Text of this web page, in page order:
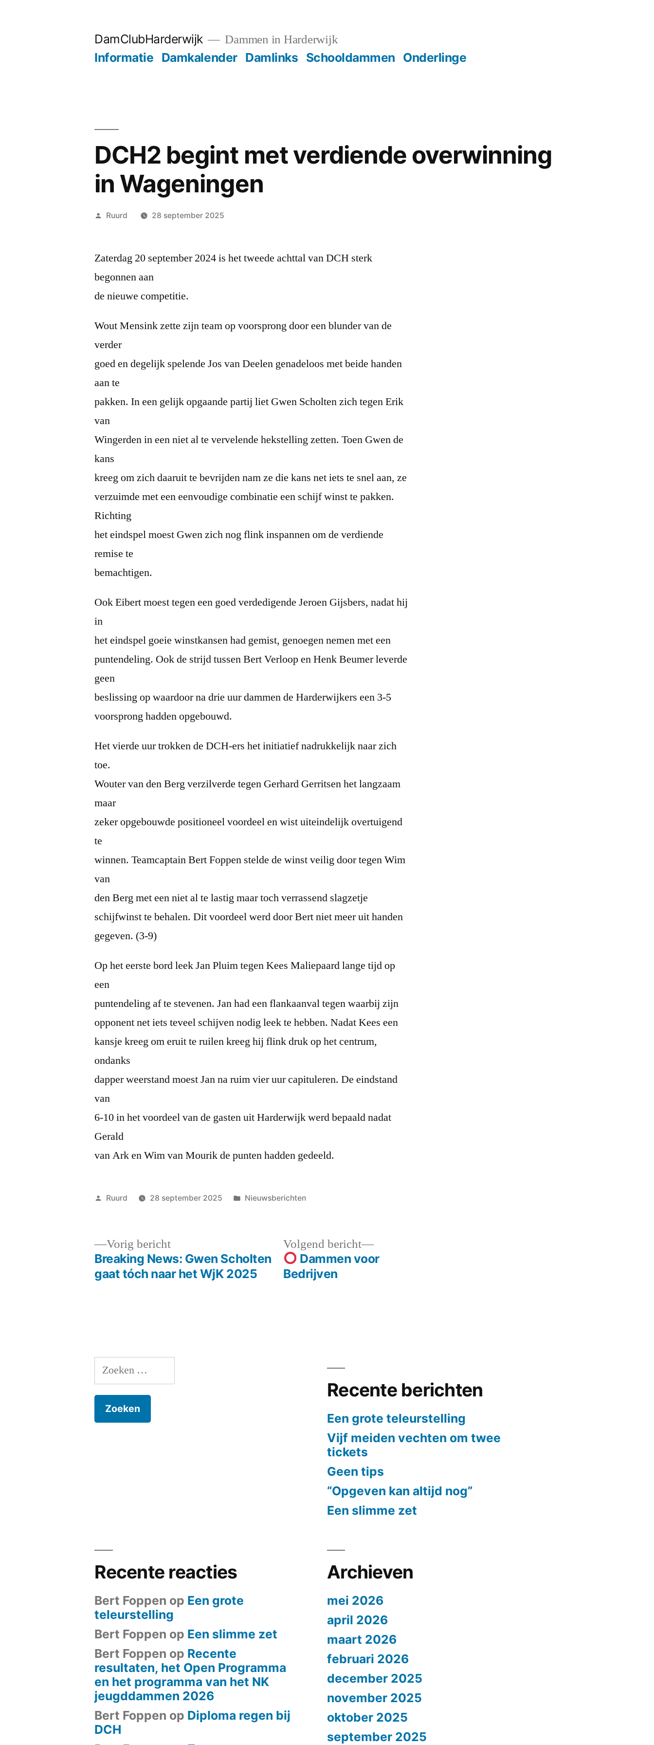
DamClubHarderwijk Dammen in Harderwijk
Informatie Damkalender Damlinks Schooldammen Onderlinge
DCH2 begint met verdiende overwinning
in Wageningen
Geplaatst
Ruurd 28 september 2025
Zaterdag 20 september 2024 is het tweede achttal van DCH sterk
begonnen aan
de nieuwe competitie.
Wout Mensink zette zijn team op voorsprong door een blunder van de
verder
goed en degelijk spelende Jos van Deelen genadeloos met beide handen
aan te
pakken. In een gelijk opgaande partij liet Gwen Scholten zich tegen Erik
van
Wingerden in een niet al te vervelende hekstelling zetten. Toen Gwen de
kans
kreeg om zich daaruit te bevrijden nam ze die kans net iets te snel aan, ze
verzuimde met een eenvoudige combinatie een schijf winst te pakken.
Richting
het eindspel moest Gwen zich nog flink inspannen om de verdiende
remise te
bemachtigen.
Ook Eibert moest tegen een goed verdedigende Jeroen Gijsbers, nadat hij
in
het eindspel goeie winstkansen had gemist, genoegen nemen met een
puntendeling. Ook de strijd tussen Bert Verloop en Henk Beumer leverde
geen
beslissing op waardoor na drie uur dammen de Harderwijkers een 3-5
voorsprong hadden opgebouwd.
Het vierde uur trokken de DCH-ers het initiatief nadrukkelijk naar zich
toe.
Wouter van den Berg verzilverde tegen Gerhard Gerritsen het langzaam
maar
zeker opgebouwde positioneel voordeel en wist uiteindelijk overtuigend
te
winnen. Teamcaptain Bert Foppen stelde de winst veilig door tegen Wim
van
den Berg met een niet al te lastig maar toch verrassend slagzetje
schijfwinst te behalen. Dit voordeel werd door Bert niet meer uit handen
gegeven. (3-9)
Op het eerste bord leek Jan Pluim tegen Kees Maliepaard lange tijd op
een
puntendeling af te stevenen. Jan had een flankaanval tegen waarbij zijn
opponent net iets teveel schijven nodig leek te hebben. Nadat Kees een
kansje kreeg om eruit te ruilen kreeg hij flink druk op het centrum,
ondanks
dapper weerstand moest Jan na ruim vier uur capituleren. De eindstand
van
6-10 in het voordeel van de gasten uit Harderwijk werd bepaald nadat
Gerald
van Ark en Wim van Mourik de punten hadden gedeeld.
Geplaatst
Ruurd 28 september 2025
Geplaatst
Nieuwsberichten
Vorig berichtVorig
bericht:
Breaking News: Gwen Scholten
gaat tóch naar het WjK 2025
Volgend bericht
Volgend
bericht:
Dammen voor
Bedrijven
Zoeken
naar:
Recente berichten
Een grote teleurstelling
Vijf meiden vechten om twee
tickets
Geen tips
“Opgeven kan altijd nog”
Een slimme zet
Recente reacties
Bert Foppen op Een grote
teleurstelling
Bert Foppen op Een slimme zet
Bert Foppen op Recente
resultaten, het Open Programma
en het programma van het NK
jeugddammen 2026
Bert Foppen op Diploma regen bij
DCH
Archieven
mei 2026
april 2026
maart 2026
februari 2026
december 2025
november 2025
oktober 2025
september 2025